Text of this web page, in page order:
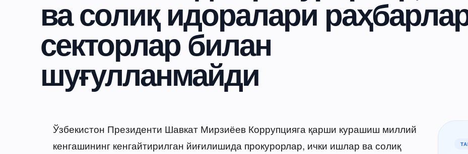
ва солиқ идоралари
секторлар билан
шуғулланмайди
Ўзбекистон Президенти Шавкат Мирзиёев Коррупцияга қарши курашиш миллий
кенгашининг кенгайтирилган йиғилишида прокурорлар, ички ишлар ва солиқ